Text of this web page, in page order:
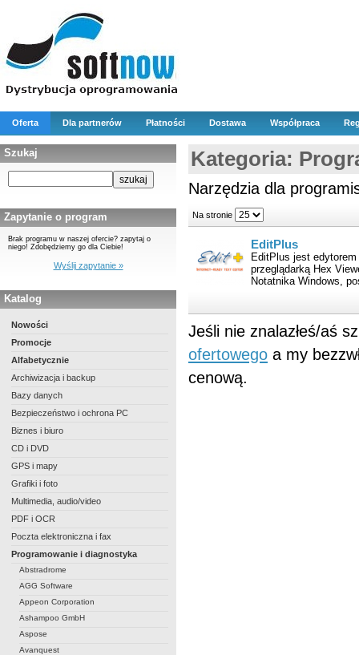
Oferta Dla partnerów Płatności Dostawa Współpraca
Szukaj
Zapytanie o program
Brak programu w naszej ofercie? zapytaj o
niego! Zdobędziemy go dla Ciebie!
Wyślij zapytanie »
Katalog
Nowości
Promocje
Alfabetycznie
Archiwizacja i backup
Bazy danych
Bezpieczeństwo i ochrona PC
Biznes i biuro
CD i DVD
GPS i mapy
Grafiki i foto
Multimedia, audio/video
PDF i OCR
Poczta elektroniczna i fax
Programowanie i diagnostyka
Abstradrome
AGG Software
Appeon Corporation
Ashampoo GmbH
Aspose
Avanquest
Kategoria:
Narzędzia dla
Na stronie
EditPlus
EditPlus jest
przeglądarką Hex
Notatnika Windows,
Jeśli nie znalazłeś/aś
ofertowego a my
cenową.